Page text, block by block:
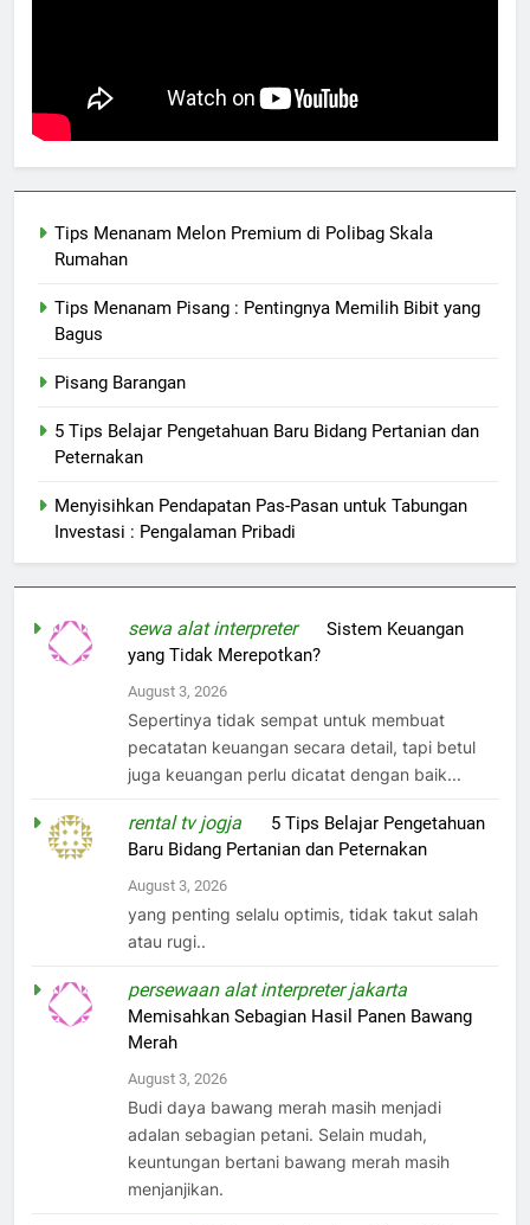
Tips Menanam Melon Premium di Polibag Skala
Rumahan
Tips Menanam Pisang : Pentingnya Memilih Bibit yang
Bagus
Pisang Barangan
5 Tips Belajar Pengetahuan Baru Bidang Pertanian dan
Peternakan
Menyisihkan Pendapatan Pas-Pasan untuk Tabungan
Investasi : Pengalaman Pribadi
sewa alat interpreteronSistem Keuangan
yang Tidak Merepotkan?
August 3, 2026
Sepertinya tidak sempat untuk membuat
pecatatan keuangan secara detail, tapi betul
juga keuangan perlu dicatat dengan baik...
rental tv jogja
5 Tips Belajar Pengetahuan
Baru Bidang Pertanian dan Peternakan
August 3, 2026
yang penting selalu optimis, tidak takut salah
atau rugi..
persewaan alat interpreter jakarta
Memisahkan Sebagian Hasil Panen Bawang
Merah
August 3, 2026
Budi daya bawang merah masih menjadi
adalan sebagian petani. Selain mudah,
keuntungan bertani bawang merah masih
menjanjikan.